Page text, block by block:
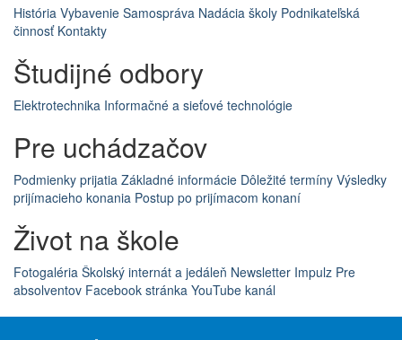
História Vybavenie Samospráva Nadácia školy Podnikateľská
činnosť Kontakty
Študijné odbory
Elektrotechnika Informačné a sieťové technológie
Pre uchádzačov
Podmienky prijatia Základné informácie Dôležité termíny Výsledky
prijímacieho konania Postup po prijímacom konaní
Život na škole
Fotogaléria Školský internát a jedáleň Newsletter Impulz Pre
absolventov Facebook stránka YouTube kanál